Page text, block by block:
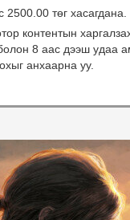
2500.00 төг хасагдана.
контентын
8 аас дээш удаа
анхаарна уу.